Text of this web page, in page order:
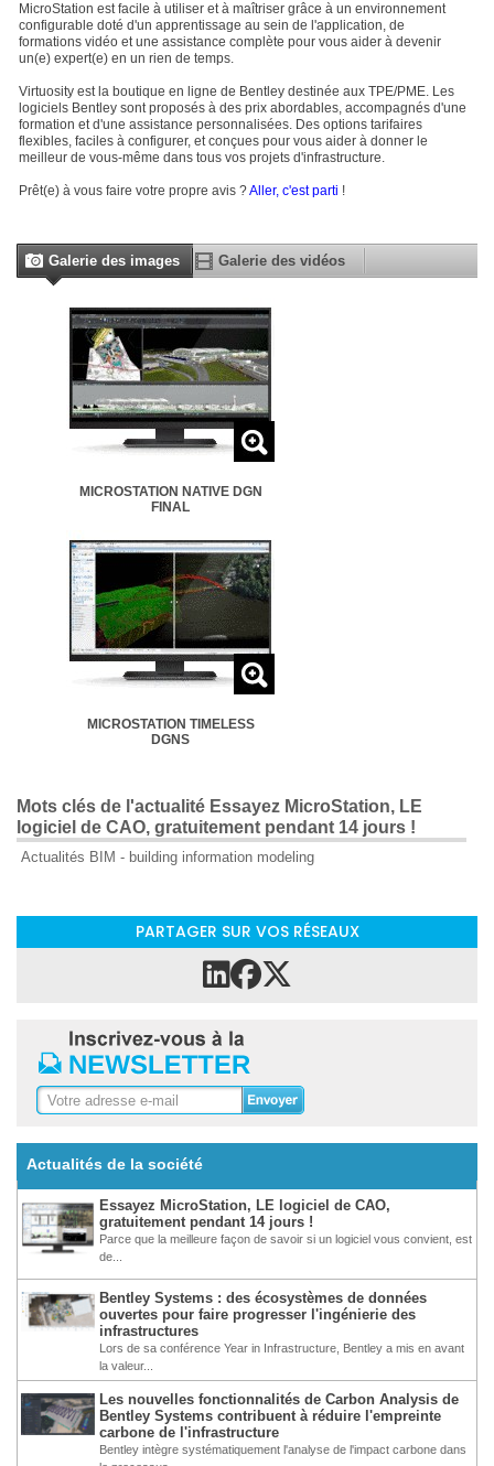
MicroStation est facile à utiliser et à maîtriser grâce à un environnement
configurable doté d'un apprentissage au sein de l'application, de
formations vidéo et une assistance complète pour vous aider à devenir
un(e) expert(e) en un rien de temps.
Virtuosity est la boutique en ligne de Bentley destinée aux TPE/PME. Les
logiciels Bentley sont proposés à des prix abordables, accompagnés d'une
formation et d'une assistance personnalisées. Des options tarifaires
flexibles, faciles à configurer, et conçues pour vous aider à donner le
meilleur de vous-même dans tous vos projets d'infrastructure.
Prêt(e) à vous faire votre propre avis ?Aller, c'est parti !
Galerie des images Galerie des vidéos
MICROSTATION NATIVE DGN
FINAL
MICROSTATION TIMELESS
DGNS
Mots clés de l'actualité Essayez MicroStation, LE
logiciel de CAO, gratuitement pendant 14 jours !
Actualités BIM - building information modeling
PARTAGER SUR VOS RÉSEAUX
Actualités de la société
Essayez MicroStation, LE logiciel de CAO,
gratuitement pendant 14 jours !
Parce que la meilleure façon de savoir si un logiciel vous convient, est
de...
Bentley Systems : des écosystèmes de données
ouvertes pour faire progresser l'ingénierie des
infrastructures
Lors de sa conférence Year in Infrastructure, Bentley a mis en avant
la valeur...
Les nouvelles fonctionnalités de Carbon Analysis de
Bentley Systems contribuent à réduire l'empreinte
carbone de l'infrastructure
Bentley intègre systématiquement l'analyse de l'impact carbone dans